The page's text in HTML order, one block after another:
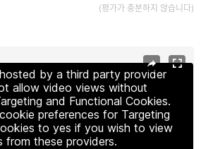
(평가가 충분하지 않습니다)
by a third party provider
allow video views without
and Functional Cookies.
preferences for Targeting
to yes if you wish to view
from these providers.